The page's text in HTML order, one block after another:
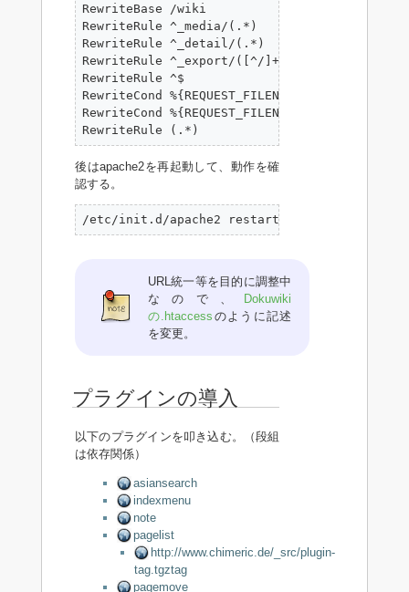
RewriteBase /wiki
RewriteRule ^_media/(.*)              lib/exe/
RewriteRule ^_detail/(.*)             lib/exe/
RewriteRule ^_export/([^/]+)/(.*)
RewriteRule ^$
RewriteCond %{REQUEST_FILENAME}       !-f
RewriteCond %{REQUEST_FILENAME}       !-d
RewriteRule (.*)
後はapache2を再起動して、動作を確
認する。
/etc/init.d/apache2 restart
URL統一等を目的に調整中
なので、
Dokuwiki
の.htaccess のように記述
を変更。
プラグインの導入
以下のプラグインを叩き込む。（段組
は依存関係）
asiansearch
indexmenu
note
pagelist
http://www.chimeric.de/_src/plugin-
tag.tgztag
pagemove